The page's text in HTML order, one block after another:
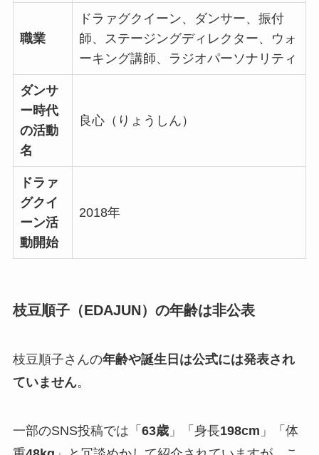
職業
ドラァグクイーン、ダンサー、振付
師、ステージングディレクター、ウォ
ーキング講師、ラジオパーソナリティ
ダンサ
ー時代
の活動
名
良心（りょうしん）
ドラァ
グクイ
ーン活
動開始
2018年
枝豆順子（EDAJUN）の年齢は非公表
枝豆順子さんの年齢や誕生日は公式には発表され
ていません。
一部のSNS投稿では「 63歳」「身長198cm 」「体